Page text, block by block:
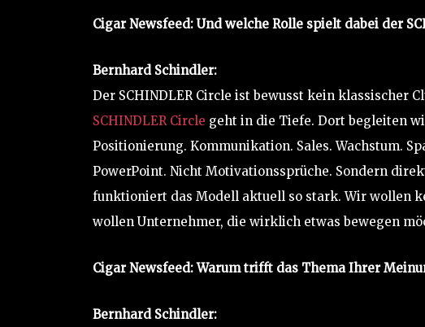
Cigar Newsfeed: Und welche Rolle spielt dabei der
Bernhard Schindler:
Der SCHINDLER Circle ist bewusst kein klassischer
SCHINDLER Circle geht in die Tiefe. Dort begleiten
Positionierung. Kommunikation. Sales. Wachstum.
PowerPoint. Nicht Motivationssprüche. Sondern
funktioniert das Modell aktuell so stark. Wir wollen
wollen Unternehmer, die wirklich etwas bewegen
Cigar Newsfeed: Warum trifft das Thema Ihrer
Bernhard Schindler: